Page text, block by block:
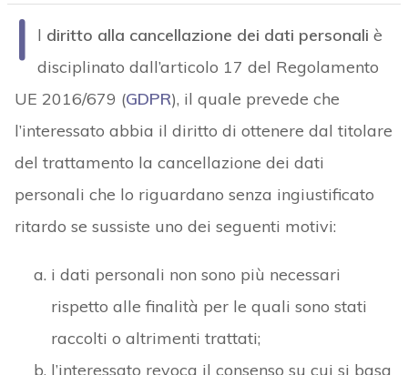
I l diritto alla cancellazione dei dati personali è
disciplinato dall’articolo 17 del Regolamento
UE 2016/679 (GDPR), il quale prevede che
l’interessato abbia il diritto di ottenere dal titolare
del trattamento la cancellazione dei dati
personali che lo riguardano senza ingiustificato
ritardo se sussiste uno dei seguenti motivi:
i dati personali non sono più necessari
rispetto alle finalità per le quali sono stati
raccolti o altrimenti trattati;
l’interessato revoca il consenso su cui si basa